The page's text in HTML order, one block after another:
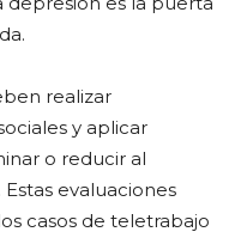
realizar
y aplicar
o reducir al
evaluaciones
casos de teletrabajo